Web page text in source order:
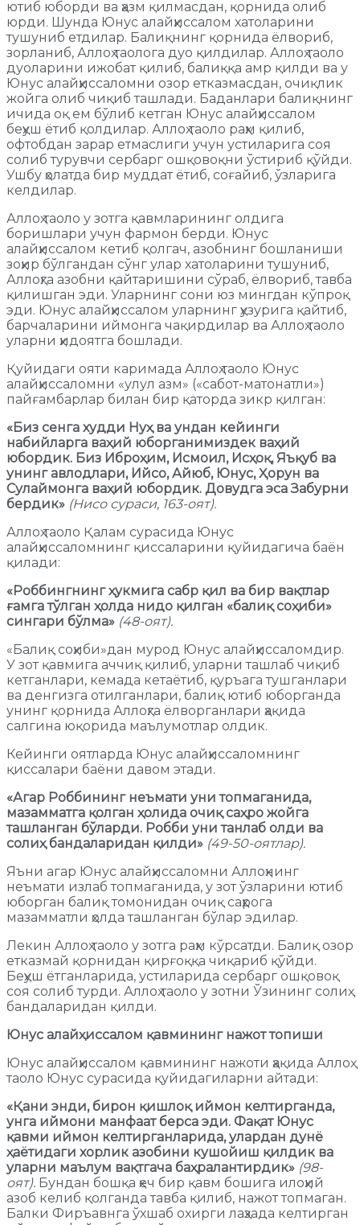
ютиб юборди ва ҳазм қилмасдан, қорнида олиб
юрди. Шунда Юнус алайҳиссалом хатоларини
тушуниб етдилар. Балиқнинг қорнида ёлвориб,
зорланиб, Аллоҳ таолога дуо қилдилар. Аллоҳ таоло
дуоларини ижобат қилиб, балиққа амр қилди ва у
Юнус алайҳиссаломни озор етказмасдан, очиқлик
жойга олиб чиқиб ташлади. Баданлари балиқнинг
ичида оқ ем бўлиб кетган Юнус алайҳиссалом
беҳуш ётиб қолдилар. Аллоҳ таоло раҳм қилиб,
офтобдан зарар етмаслиги учун устиларига соя
солиб турувчи сербарг ошқовоқни ўстириб қўйди.
Ушбу ҳолатда бир муддат ётиб, соғайиб, ўзларига
келдилар.
Аллоҳ таоло у зотга қавмларининг олдига
боришлари учун фармон берди. Юнус
алайҳиссалом кетиб қолгач, азобнинг бошланиши
зоҳир бўлгандан сўнг улар хатоларини тушуниб,
Аллоҳга азобни қайтаришини сўраб, ёлвориб, тавба
қилишган эди. Уларнинг сони юз мингдан кўпроқ
эди. Юнус алайҳиссалом уларнинг ҳузурига қайтиб,
барчаларини иймонга чақирдилар ва Аллоҳ таоло
уларни ҳидоятга бошлади.
Қуйидаги ояти каримада Аллоҳ таоло Юнус
алайҳиссаломни «улул азм» («сабот-матонатли»)
пайғамбарлар билан бир қаторда зикр қилган:
«Биз сенга худди Нуҳ ва ундан кейинги
набийларга ваҳий юборганимиздек ваҳий
юбордик. Биз Иброҳим, Исмоил, Исҳоқ, Яъқуб ва
унинг авлодлари, Ийсо, Айюб, Юнус, Ҳорун ва
Сулаймонга ваҳий юбордик. Довудга эса Забурни
бердик» (Нисо сураси, 163-оят).
Аллоҳ таоло Қалам сурасида Юнус
алайҳиссаломнинг қиссаларини қуйидагича баён
қилади:
«Роббингнинг ҳукмига сабр қил ва бир вақтлар
ғамга тўлган ҳолда нидо қилган «балиқ соҳиби»
сингари бўлма» (48-оят).
«Балиқ соҳиби»дан мурод Юнус алайҳиссаломдир.
У зот қавмига аччиқ қилиб, уларни ташлаб чиқиб
кетганлари, кемада кетаётиб, қуръага тушганлари
ва денгизга отилганлари, балиқ ютиб юборганда
унинг қорнида Аллоҳга ёлворганлари ҳақида
салгина юқорида маълумотлар олдик.
Кейинги оятларда Юнус алайҳиссаломнинг
қиссалари баёни давом этади.
«Агар Роббининг неъмати уни топмаганида,
мазамматга қолган ҳолида очиқ саҳро жойга
ташланган бўларди. Робби уни танлаб олди ва
солиҳ бандаларидан қилди» (49-50-оятлар).
Яъни агар Юнус алайҳиссаломни Аллоҳнинг
неъмати излаб топмаганида, у зот ўзларини ютиб
юборган балиқ томонидан очиқ саҳрога
мазамматли ҳолда ташланган бўлар эдилар.
Лекин Аллоҳ таоло у зотга раҳм кўрсатди. Балиқ озор
етказмай қорнидан қирғоққа чиқариб қўйди.
Беҳуш ётганларида, устиларида сербарг ошқовоқ
соя солиб турди. Аллоҳ таоло у зотни Ўзининг солиҳ
бандаларидан қилди.
Юнус алайҳиссалом қавмининг нажот топиши
Юнус алайҳиссалом қавмининг нажоти ҳақида Аллоҳ
таоло Юнус сурасида қуйидагиларни айтади:
«Қани энди, бирон қишлоқ иймон келтирганда,
унга иймони манфаат берса эди. Фақат Юнус
қавми иймон келтирганларида, улардан дунё
ҳаётидаги хорлик азобини кушойиш қилдик ва
уларни маълум вақтгача баҳралантирдик» (98-
оят). Бундан бошқа ҳеч бир қавм бошига илоҳий
азоб келиб қолганда тавба қилиб, нажот топмаган.
Балки Фиръавнга ўхшаб охирги лаҳзада келтирган